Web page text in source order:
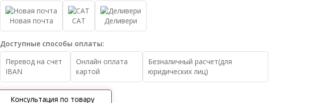
Новая почта САТ Деливери
Доступные способы оплаты:
Перевод на счет
IBAN
Онлайн оплата
картой
Безналичный расчет(для
юридических лиц)
Консультация по товару